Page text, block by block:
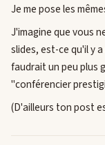
Je me pose les
J'imagine que vous
slides, est-ce qu'il y
faudrait un peu plus
"conférencier
(D'ailleurs ton post